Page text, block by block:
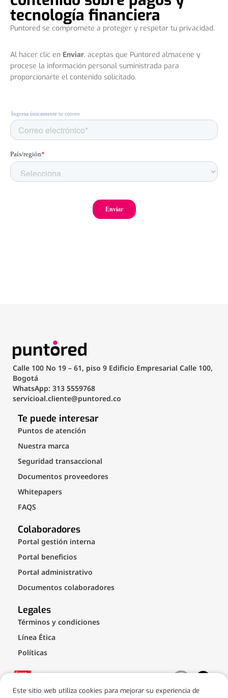
tecnología financiera
Puntored se compromete a proteger y respetar tu privacidad.
Al hacer clic en Enviar, aceptas que Puntored almacene y
procese la información personal suministrada para
proporcionarte el contenido solicitado.
Calle 100 No 19 – 61, piso 9 Edificio Empresarial Calle 100,
Bogotá
WhatsApp: 313 5559768
servicioal.cliente@puntored.co
Te puede interesar
Puntos de atención
Nuestra marca
Seguridad transaccional
Documentos proveedores
Whitepapers
FAQS
Colaboradores
Portal gestión interna
Portal beneficios
Portal administrativo
Documentos colaboradores
Legales
Términos y condiciones
Línea Ética
Políticas
Este sitio web utiliza cookies para mejorar su experiencia de